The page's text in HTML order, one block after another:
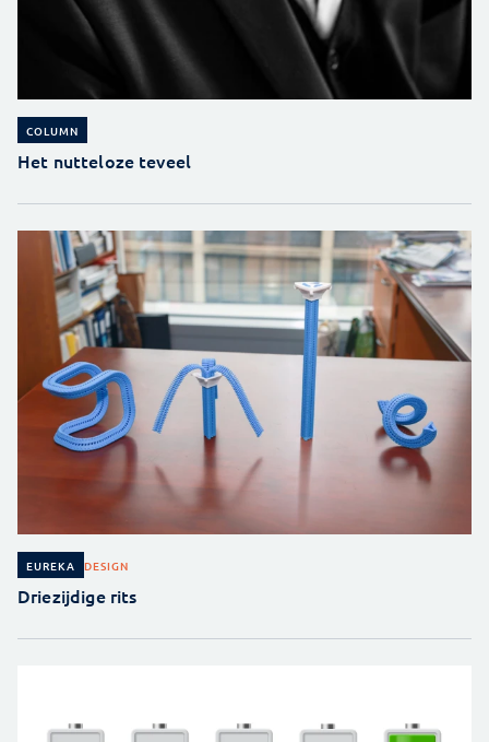
COLUMN
Het nutteloze teveel
EUREKA DESIGN
Driezijdige rits